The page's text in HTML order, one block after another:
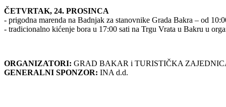
ČETVRTAK, 24. PROSINCA
- prigodna marenda na Badnjak za stanovnike Grada Bakra – od
- tradicionalno kićenje bora u 17:00 sati na Trgu Vrata u Bakru u
ORGANIZATORI: GRAD BAKAR i TURISTIČKA
GENERALNI SPONZOR: INA d.d.